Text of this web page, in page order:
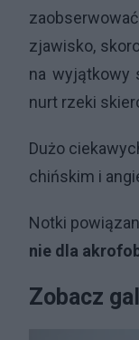
zjawisko,
na wyjątkowy
nurt rzeki
Dużo
chińskim i
Notki
nie dla
Zobacz